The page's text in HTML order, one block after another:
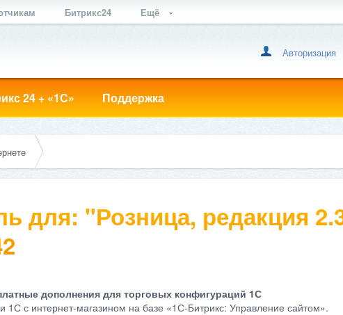
Битрикс24 Ещё
Авторизация
24 + «1С» Поддержка
для: "Розница, редакция
дополнения для торговых конфигураций 1С
1С с интернет-магазином на базе «1С-Битрикс: Управление сайтом».